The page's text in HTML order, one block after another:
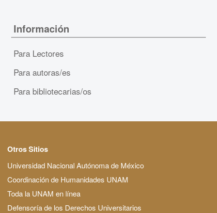
Información
Para Lectores
Para autoras/es
Para bibliotecarias/os
Otros Sitios
Universidad Nacional Autónoma de México
Coordinación de Humanidades UNAM
Toda la UNAM en línea
Defensoría de los Derechos Universitarios